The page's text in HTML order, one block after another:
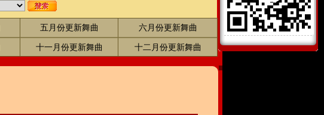
五月份更新舞曲 六月份更新舞曲
十一月份更新舞曲 十二月份更新舞曲